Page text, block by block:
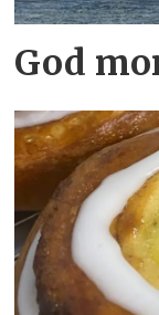
God